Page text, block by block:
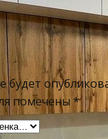
будет
помечены*